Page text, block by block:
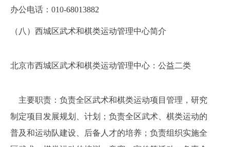
办公电话：010-68013882
（ 八 ）西城区武术和棋类运动管理中心简介
北京市西城区武术和棋类运动管理中心：公益二类
主要职责：负责全区武术和棋类运动项目管理，研究
制定项目发展规划、计划；负责全区武术、棋类运动的
普及和运动队建设、后备人才的培养；负责组织实施全